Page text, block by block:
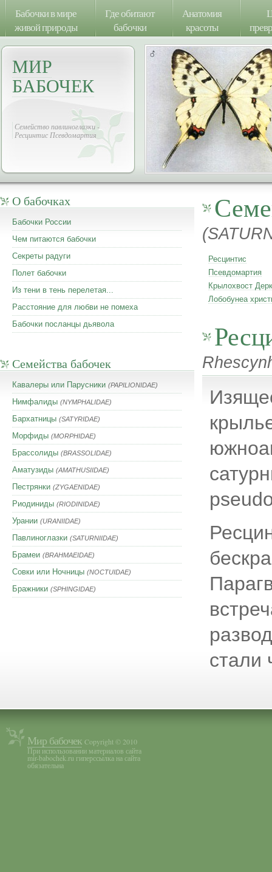
Бабочки в мире
живой природы
Где обитают
бабочки
Анатомия
красоты
МИР
БАБОЧЕК
Семейство павлиноглазки -
Ресцинтис Псевдомартия
О бабочках
Бабочки России
Чем питаются бабочки
Секреты радуги
Полет бабочки
Из тени в тень перелетая...
Расстояние для любви не помеха
Бабочки посланцы дьявола
Семейства бабочек
Кавалеры или Парусники (PAPILIONIDAE)
Нимфалиды (NYMPHALIDAE)
Бархатницы (SATYRIDAE)
Морфиды (MORPHIDAE)
Брассолиды (BRASSOLIDAE)
Аматузиды (AMATHUSIIDAE)
Пестрянки (ZYGAENIDAE)
Риодиниды (RIODINIDAE)
Урании (URANIIDAE)
Павлиноглазки (SATURNIIDAE)
Брамеи (BRAHMAEIDAE)
Совки или Ночницы (NOCTUIDAE)
Бражники (SPHINGIDAE)
Ресцинтис
Псевдомартия
Крылохвост
Лобобунеа
стали
Мир бабочек Copyright © 2010
При использовании материалов сайта
mir-babochek.ru гиперссылка на сайта
обязательна